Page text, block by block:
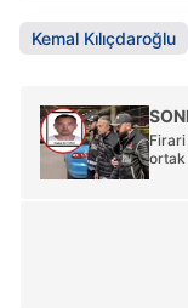
Kemal Kılıçdaroğlu
ortak